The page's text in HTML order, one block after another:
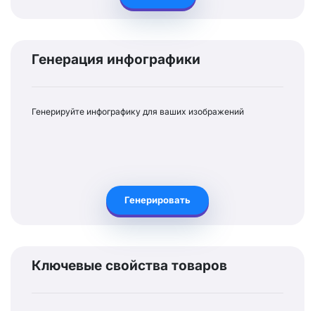
Генерация инфографики
Генерируйте инфографику для ваших изображений
Генерировать
Ключевые свойства товаров